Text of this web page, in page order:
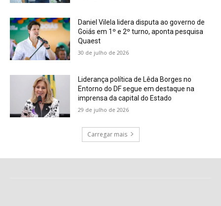
Daniel Vilela lidera disputa ao governo de
Goiás em 1º e 2º turno, aponta pesquisa
Quaest
30 de julho de 2026
Liderança política de Lêda Borges no
Entorno do DF segue em destaque na
imprensa da capital do Estado
29 de julho de 2026
Carregar mais